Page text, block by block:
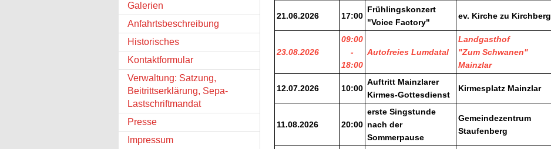
Galerien
Anfahrtsbeschreibung
Historisches
Kontaktformular
Verwaltung: Satzung,
Beitrittserklärung, Sepa-
Lastschriftmandat
Presse
Impressum
21.06.2026 17:00
Frühlingskonzert
"Voice Factory"
ev. Kirche zu Kirchberg
23.08.2026
09:00
-
18:00
Autofreies Lumdatal
Landgasthof
"Zum Schwanen"
Mainzlar
12.07.2026 10:00
Auftritt Mainzlarer
Kirmes-Gottesdienst
Kirmesplatz Mainzlar
11.08.2026 20:00
erste Singstunde
nach der
Sommerpause
Gemeindezentrum
Staufenberg